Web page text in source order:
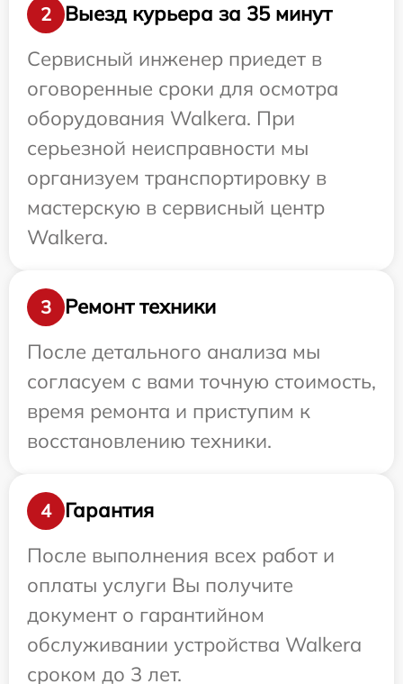
2
Выезд курьера за 35 минут
Сервисный инженер приедет в
оговоренные сроки для осмотра
оборудования Walkera. При
серьезной неисправности мы
организуем транспортировку в
мастерскую в сервисный центр
Walkera.
3
Ремонт техники
После детального анализа мы
согласуем с вами точную стоимость,
время ремонта и приступим к
восстановлению техники.
4
Гарантия
После выполнения всех работ и
оплаты услуги Вы получите
документ о гарантийном
обслуживании устройства Walkera
сроком до 3 лет.